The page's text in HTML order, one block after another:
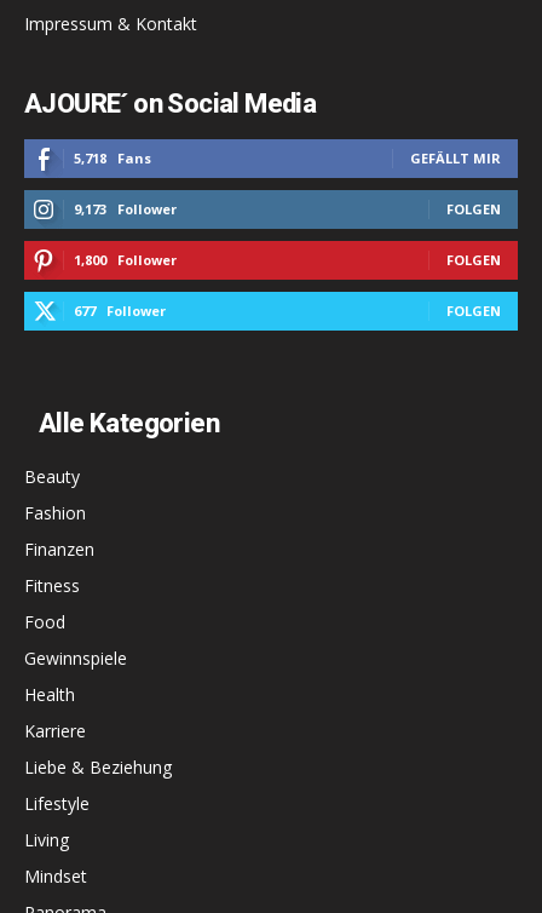
Impressum & Kontakt
AJOURE´ on Social Media
5,718 Fans GEFÄLLT MIR
9,173 Follower FOLGEN
1,800 Follower FOLGEN
677 Follower FOLGEN
Alle Kategorien
Beauty
Fashion
Finanzen
Fitness
Food
Gewinnspiele
Health
Karriere
Liebe & Beziehung
Lifestyle
Living
Mindset